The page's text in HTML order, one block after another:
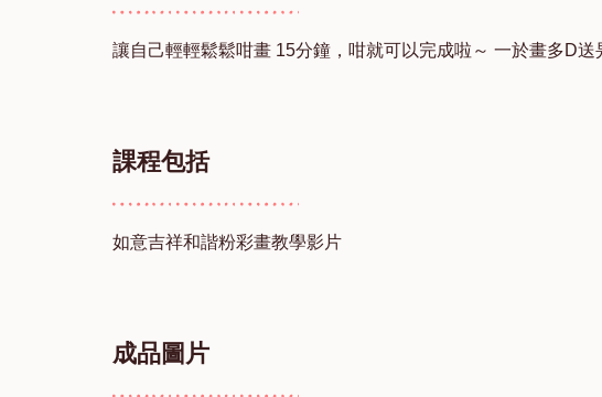
讓自己輕輕鬆鬆咁畫 15分鐘，咁就可以完成啦～ 一於畫多D送
課程包括
如意吉祥和諧粉彩畫教學影片
成品圖片